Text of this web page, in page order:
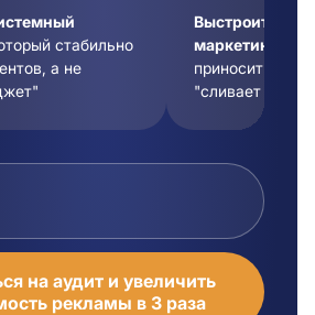
стабильно
а не
Выстроить
маркетинг,
приносит
"сливает
на аудит и увеличить
рекламы в 3 раза